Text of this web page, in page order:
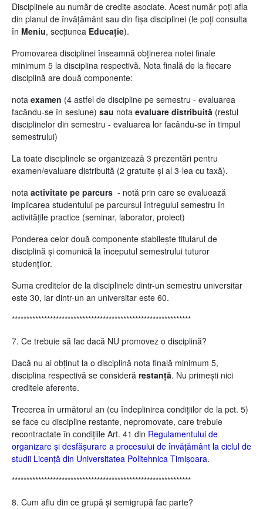
Disciplinele au număr de credite asociate. Acest număr poți afla
din planul de învățământ sau din fișa disciplinei (le poți consulta
în Meniu, secțiunea Educație).
Promovarea disciplinei înseamnă obținerea notei finale
minimum 5 la disciplina respectivă. Nota finală de la fiecare
disciplină are două componente:
nota examen (4 astfel de discipline pe semestru - evaluarea
facându-se în sesiune) sau nota evaluare distribuită (restul
disciplinelor din semestru - evaluarea lor facându-se în timpul
semestrului)
La toate disciplinele se organizează 3 prezentări pentru
examen/evaluare distribuită (2 gratuite și al 3-lea cu taxă).
nota activitate pe parcurs - notă prin care se evaluează
implicarea studentului pe parcursul întregului semestru în
activitățile practice (seminar, laborator, proiect)
Ponderea celor două componente stabilește titularul de
disciplină și comunică la începutul semestrului tuturor
studenților.
Suma creditelor de la disciplinele dintr-un semestru universitar
este 30, iar dintr-un an universitar este 60.
*************************************************************
7. Ce trebuie să fac dacă NU promovez o disciplină?
Dacă nu ai obținut la o disciplină nota finală minimum 5,
disciplina respectivă se consideră restanță. Nu primești nici
creditele aferente.
Trecerea în următorul an (cu îndeplinirea condițiilor de la pct. 5)
se face cu discipline restante, nepromovate, care trebuie
recontractate în condițiile Art. 41 din Regulamentului de
organizare şi desfăşurare a procesului de învăţământ la ciclul de
studii Licenţă din Universitatea Politehnica Timişoara.
*************************************************************
8. Cum aflu din ce grupă și semigrupă fac parte?